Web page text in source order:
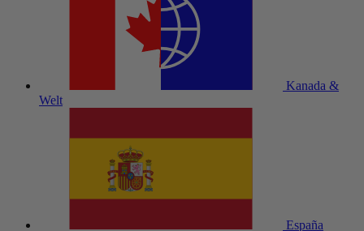
Kanada &
Welt
España